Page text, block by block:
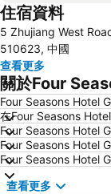
白雲區
廣州白雲國際機場
沙面島
廣州電視台天文及
廣東奧林匹克體育
廣州大劇院
Haizhu District
Tianhe Sports
住宿資料
5 Zhujiang West
510623, 中國
查看更多
關於Four
Four Seasons Hotel
在Four Seasons
Four Seasons Hotel
Four Seasons Hotel
Four Seasons Hotel
查看更多